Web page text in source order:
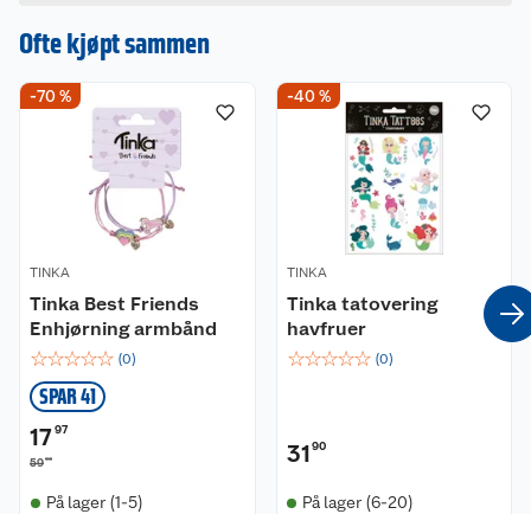
en omtale.
Ofte kjøpt sammen
-70 %
TINKA
Tinka Best Friends
Enhjørning armbånd
☆☆☆☆☆ (0)
SPAR 41
1797
5990
På lager (1-5)
-40 %
TINKA
Tinka tatovering
havfruer
☆☆☆☆☆ (0)
31 90
På lager (6-20)